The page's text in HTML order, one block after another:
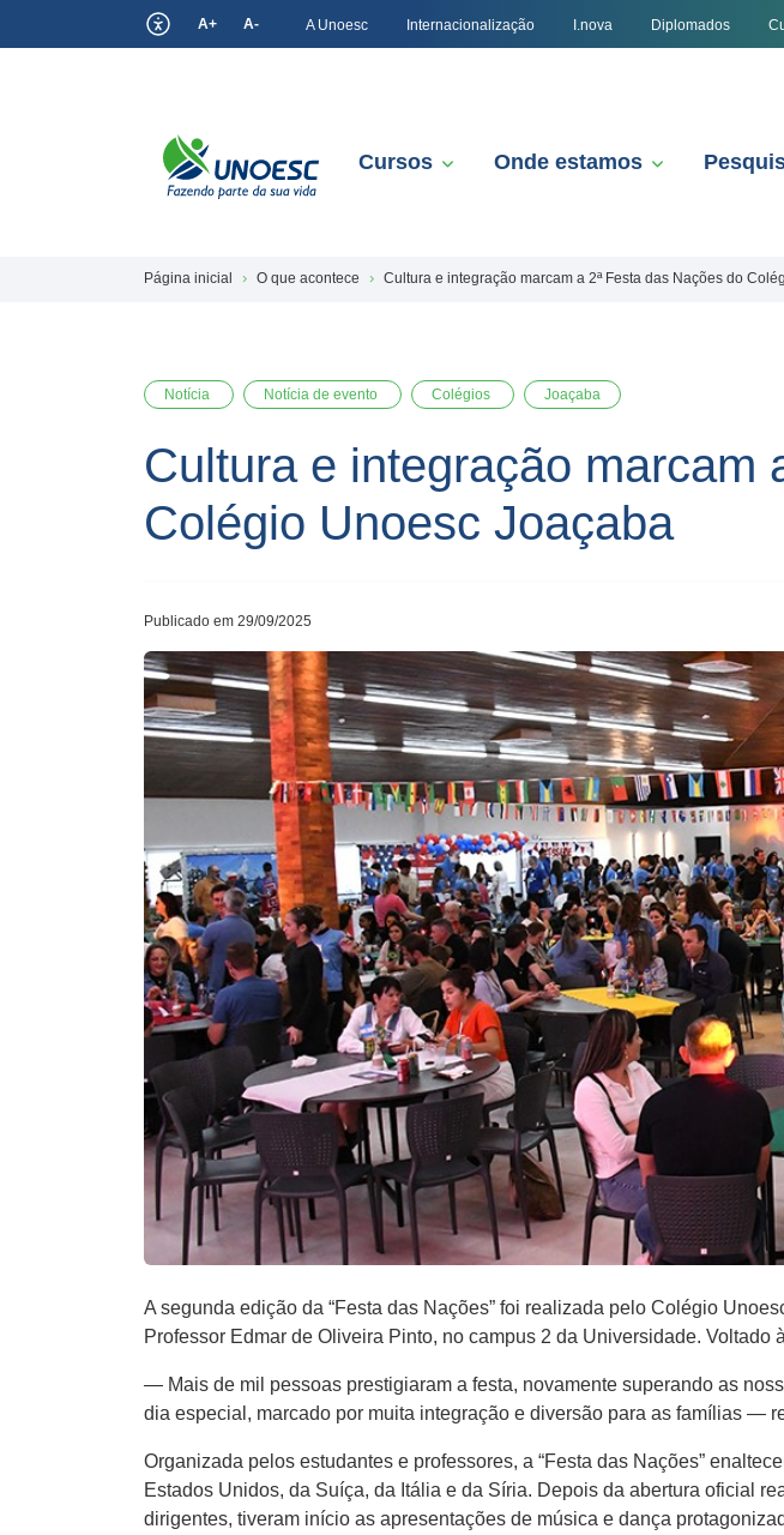
A+ A- A Unoesc Internacionalização I.nova Diplomados
Cursos Onde estamos
Página inicial O que acontece Cultura e integração marcam a 2ª Festa das Nações do
Notícia Notícia de evento Colégios Joaçaba
Cultura e integração marcam
Colégio Unoesc Joaçaba
Publicado em 29/09/2025
A segunda edição da “Festa das Nações” foi realizada pelo Colégio
Professor Edmar de Oliveira Pinto, no campus 2 da Universidade.
— Mais de mil pessoas prestigiaram a festa, novamente superando as
dia especial, marcado por muita integração e diversão para as famílias —
Organizada pelos estudantes e professores, a “Festa das Nações”
Estados Unidos, da Suíça, da Itália e da Síria. Depois da abertura oficial
dirigentes, tiveram início as apresentações de música e dança